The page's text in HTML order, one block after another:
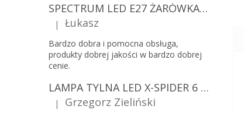
SPECTRUM LED E27 ŻARÓWKA LED 9W, A60/10-PACK!
Ocena produktu to 5 na 5 gwiazdek.
| Łukasz
Bardzo dobra i pomocna obsługa,
produkty dobrej jakości w bardzo dobrej
cenie.
LAMPA TYLNA LED X-SPIDER 6 FUNKCJI, R10, R148, R150, IP67, MOCOWANIE NA ŚRUBY [L2425]
Ocena produktu to 5 na 5 gwiazdek.
| Grzegorz Zieliński